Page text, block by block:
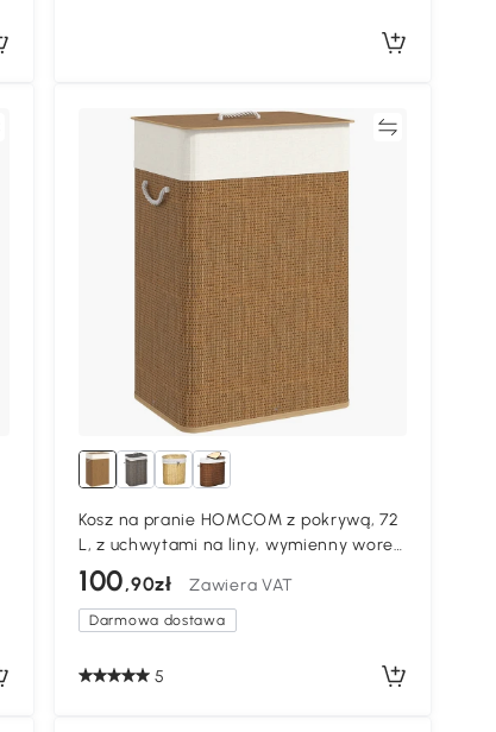
Porównywać
Kosz na pranie HOMCOM z pokrywą, 72
L, z uchwytami na liny, wymienny worek
na pranie, Kosze na pranie dla pralni,
sypialni, łazienki, Brązowy
100,90zł Zawiera VAT
Darmowa dostawa
5